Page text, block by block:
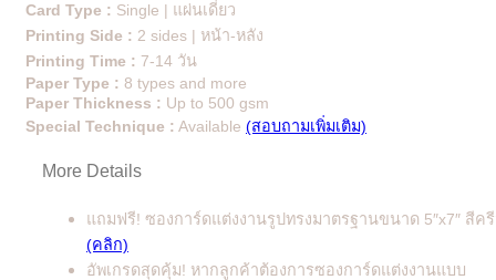
Card Type : Single | แผ่นเดี่ยว
Printing Side : 2 sides | หน้า-หลัง
Printing Time : 7-14 วัน
Paper Type : 8 types and more
Paper Thickness : Up to 500 gsm
Special Technique : Available (สอบถามเพิ่มเติม)
More Details
แถมฟรี! ซองการ์ดแต่งงานรูปทรงมาตรฐานขนาด 5″x7″ สีค
(คลิก)
อัพเกรดสุดคุ้ม! หากลูกค้าต้องการซองการ์ดแต่งงานแบบ